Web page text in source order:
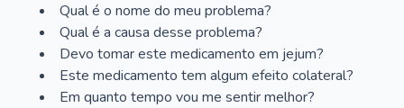
Qual é o nome do meu problema?
Qual é a causa desse problema?
Devo tomar este medicamento em jejum?
Este medicamento tem algum efeito colateral?
Em quanto tempo vou me sentir melhor?